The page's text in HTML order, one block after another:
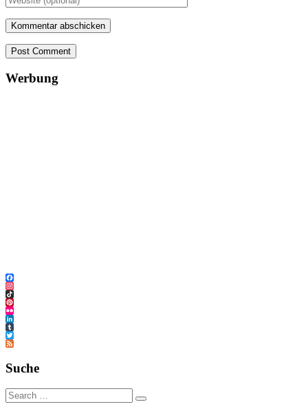
Post Comment
Werbung
Facebook
Instagram
TikTok
Pinterest
Flickr
LinkedIn
Tumblr
Twitter
Feed
Suche